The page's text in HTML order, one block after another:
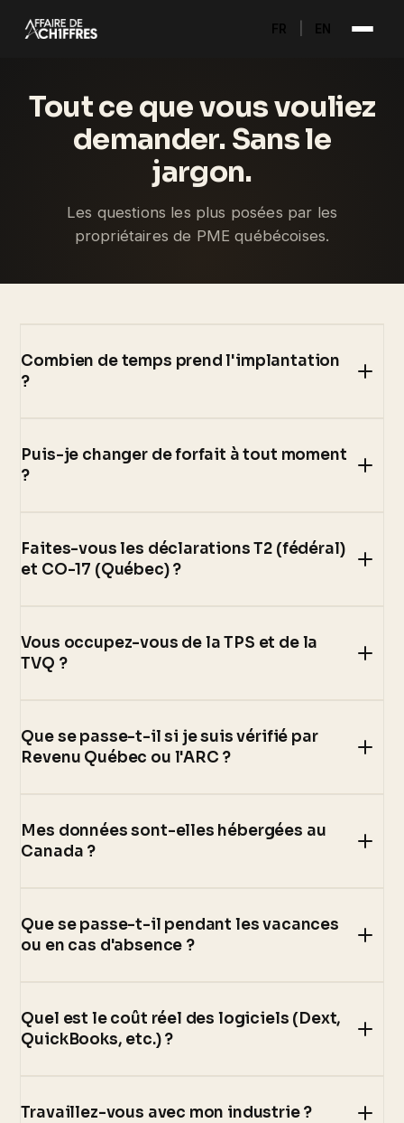
FR EN
Tout ce que vous vouliez
demander. Sans le
jargon.
Les questions les plus posées par les
propriétaires de PME québécoises.
Combien de temps prend l'implantation
?
Puis-je changer de forfait à tout moment
?
Faites-vous les déclarations T2 (fédéral)
et CO-17 (Québec) ?
Vous occupez-vous de la TPS et de la
TVQ ?
Que se passe-t-il si je suis vérifié par
Revenu Québec ou l'ARC ?
Mes données sont-elles hébergées au
Canada ?
Que se passe-t-il pendant les vacances
ou en cas d'absence ?
Quel est le coût réel des logiciels (Dext,
QuickBooks, etc.) ?
Travaillez-vous avec mon industrie ?